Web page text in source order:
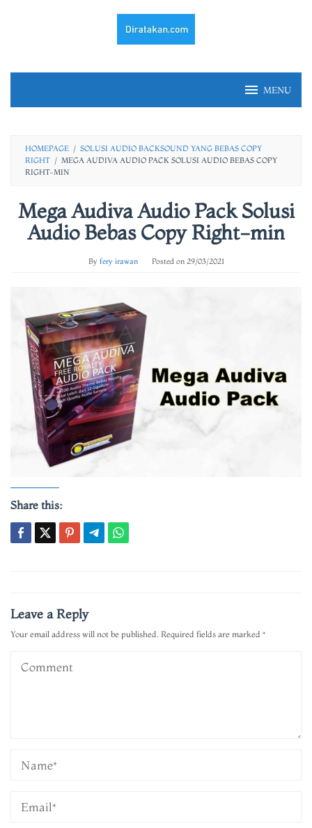
MENU
HOMEPAGE / SOLUSI AUDIO BACKSOUND YANG BEBAS COPY
RIGHT / MEGA AUDIVA AUDIO PACK SOLUSI AUDIO BEBAS COPY
RIGHT-MIN
Mega Audiva Audio Pack Solusi
Audio Bebas Copy Right-min
By fery irawan Posted on 29/03/2021
Share this:
navigation
Leave a Reply
Your email address will not be published. Required fields are marked *